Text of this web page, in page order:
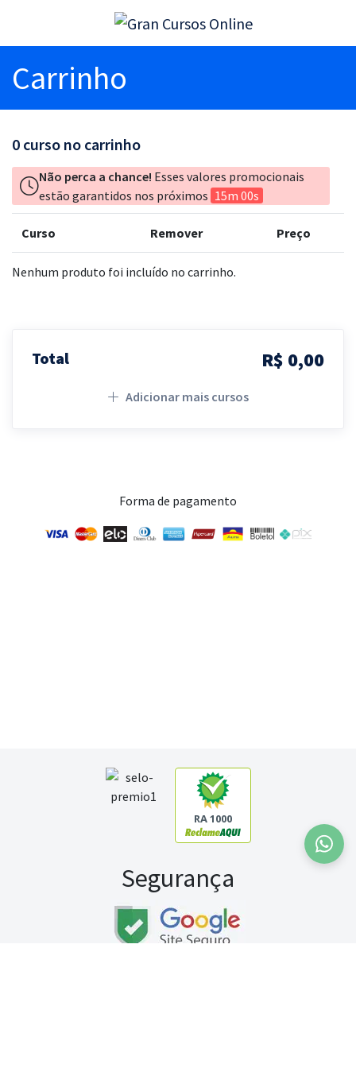
Carrinho
0 curso no carrinho
Não perca a chance! Esses valores promocionais
estão garantidos nos próximos 15m 00s
Curso Remover Preço
Nenhum produto foi incluído no carrinho.
Total R$ 0,00
Adicionar mais cursos
Forma de pagamento
RA 1000
Segurança